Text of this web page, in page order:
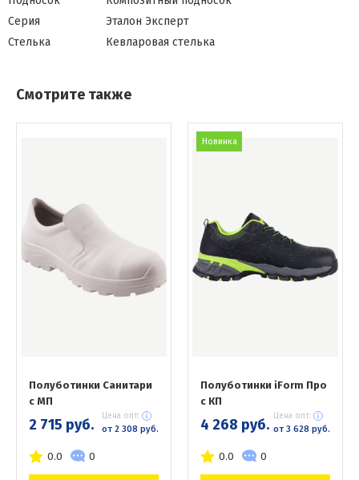
Серия
Эталон Эксперт
Стелька
Кевларовая стелька
Смотрите также
Полуботинки Санитари
с МП
2 715 руб. Цена опт:
от 2 308 руб.
0.0 0
Новинка
Полуботинки iForm Про
с КП
4 268 руб. Цена опт:
от 3 628 руб.
0.0 0